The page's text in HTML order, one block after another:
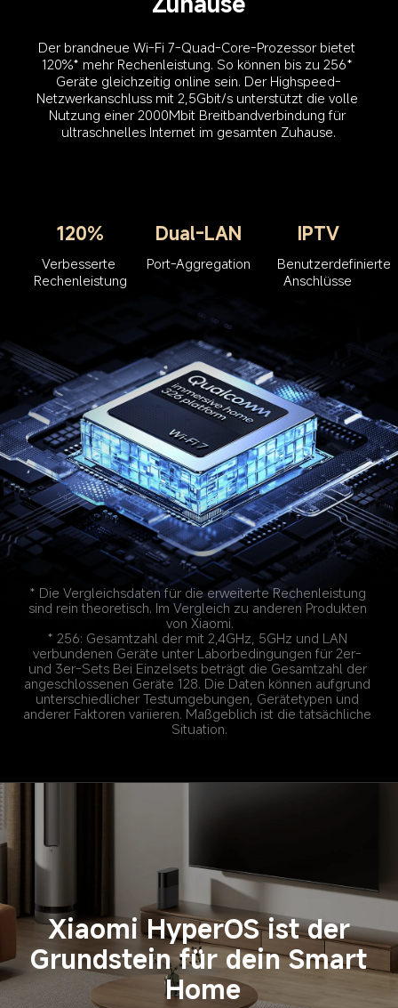
Der brandneue Wi-Fi 7-Quad-Core-Prozessor bietet
120%* mehr Rechenleistung. So können bis zu 256*
Geräte gleichzeitig online sein. Der Highspeed-
Netzwerkanschluss mit 2,5Gbit/s unterstützt die volle
Nutzung einer 2000Mbit Breitbandverbindung für
120%
Verbesserte
Rechenleistung
Dual-LAN
Port-Aggregation
IPTV
Benutzerdefinierte
Anschlüsse
* Die Vergleichsdaten für die erweiterte Rechenleistung
sind rein theoretisch. Im Vergleich zu anderen Produkten
* 256: Gesamtzahl der mit 2,4GHz, 5GHz und LAN
verbundenen Geräte unter Laborbedingungen für 2er-
und 3er-Sets Bei Einzelsets beträgt die Gesamtzahl der
angeschlossenen Geräte 128. Die Daten können aufgrund
unterschiedlicher Testumgebungen, Gerätetypen und
anderer Faktoren variieren. Maßgeblich ist die tatsächliche
Situation.
Xiaomi HyperOS ist der
Grundstein für dein Smart
Home